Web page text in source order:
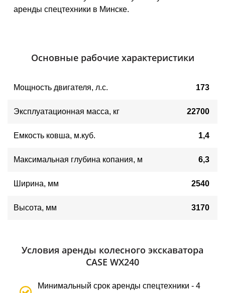
аренды спецтехники в Минске.
Основные рабочие характеристики
Мощность двигателя, л.с. 173
Эксплуатационная масса, кг 22700
Емкость ковша, м.куб. 1,4
Максимальная глубина копания, м 6,3
Ширина, мм 2540
Высота, мм 3170
Условия аренды колесного экскаватора
CASE WX240
Минимальный срок аренды спецтехники - 4